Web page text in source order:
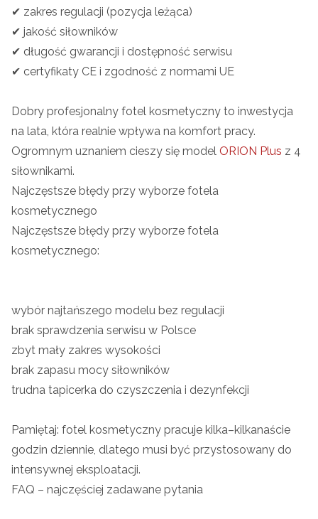
✔ zakres regulacji (pozycja leżąca)
✔ jakość siłowników
✔ długość gwarancji i dostępność serwisu
✔ certyfikaty CE i zgodność z normami UE
Dobry profesjonalny fotel kosmetyczny to inwestycja
na lata, która realnie wpływa na komfort pracy.
Ogromnym uznaniem cieszy się model ORION Plus z 4
siłownikami.
Najczęstsze błędy przy wyborze fotela
kosmetycznego
Najczęstsze błędy przy wyborze fotela
kosmetycznego:
wybór najtańszego modelu bez regulacji
brak sprawdzenia serwisu w Polsce
zbyt mały zakres wysokości
brak zapasu mocy siłowników
trudna tapicerka do czyszczenia i dezynfekcji
Pamiętaj: fotel kosmetyczny pracuje kilka–kilkanaście
godzin dziennie, dlatego musi być przystosowany do
intensywnej eksploatacji.
FAQ – najczęściej zadawane pytania